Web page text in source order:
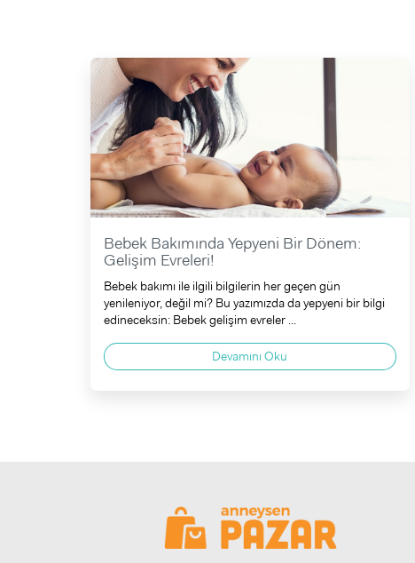
Bebek Bakımında Yepyeni Bir Dönem:
Gelişim Evreleri!
Bebek bakımı ile ilgili bilgilerin her geçen gün
yenileniyor, değil mi? Bu yazımızda da yepyeni bir bilgi
edineceksin: Bebek gelişim evreler ...
Devamını Oku